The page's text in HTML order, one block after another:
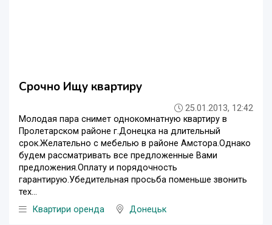
Срочно Ищу квартиру
25.01.2013, 12:42
Молодая пара снимет однокомнатную квартиру в
Пролетарском районе г.Донецка на длительный
срок.Желательно с мебелью в районе Амстора.Однако
будем рассматривать все предложенные Вами
предложения.Оплату и порядочность
гарантирую.Убедительная просьба поменьше звонить
тех...
Квартири оренда
Донецьк